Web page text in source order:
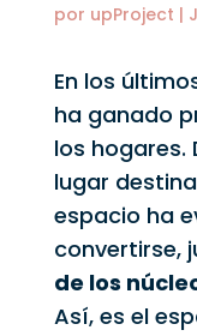
por upProject |
En los
ha ganado
los hogares.
lugar
espacio ha
convertirse,
de los
Así, es el